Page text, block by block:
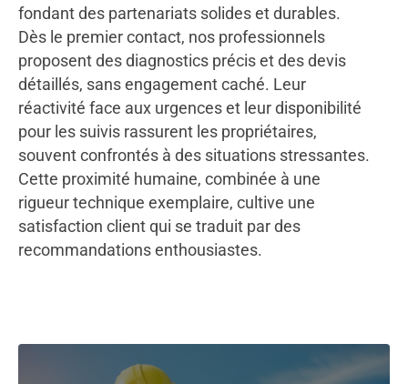
fondant des partenariats solides et durables.
Dès le premier contact, nos professionnels
proposent des diagnostics précis et des devis
détaillés, sans engagement caché. Leur
réactivité face aux urgences et leur disponibilité
pour les suivis rassurent les propriétaires,
souvent confrontés à des situations stressantes.
Cette proximité humaine, combinée à une
rigueur technique exemplaire, cultive une
satisfaction client qui se traduit par des
recommandations enthousiastes.